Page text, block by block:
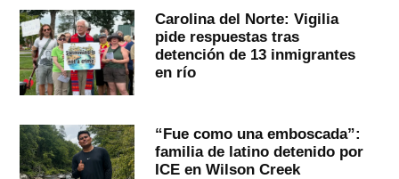
Carolina del Norte: Vigilia
pide respuestas tras
detención de 13 inmigrantes
en río
“Fue como una emboscada”:
familia de latino detenido por
ICE en Wilson Creek